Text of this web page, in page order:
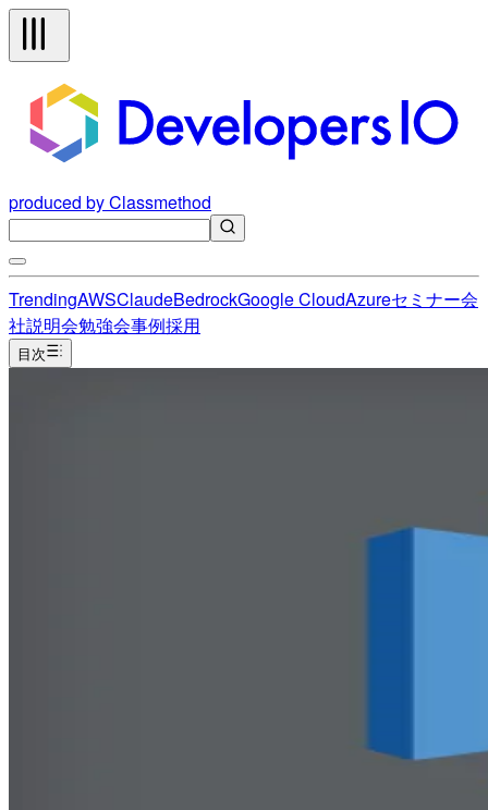
produced by Classmethod
TrendingAWSClaudeBedrockGoogle CloudAzureセミナー会
社説明会勉強会事例採用
目次